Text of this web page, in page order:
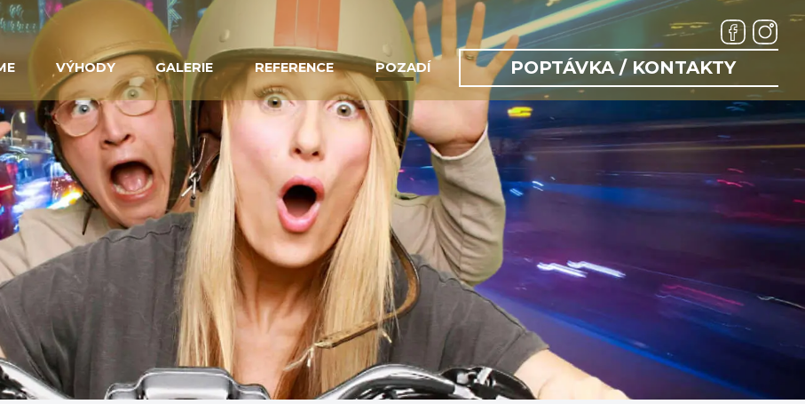
VÝHODY GALERIE REFERENCE POZADÍ POPTÁVKA / KONTAKTY